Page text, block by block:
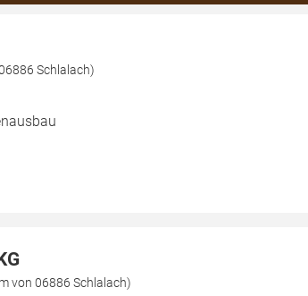
Schlalach)
von 06886 Schlalach)